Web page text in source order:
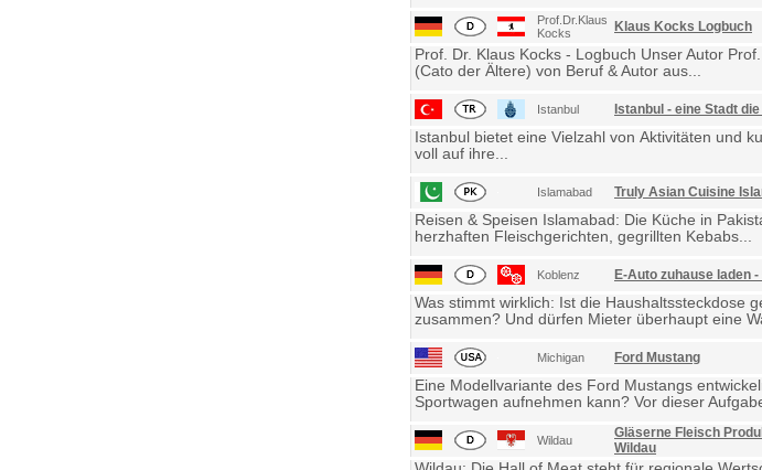
Prof.Dr.Klaus
Kocks
Klaus Kocks Logbuch
Prof. Dr. Klaus Kocks - Logbuch Unser Autor
(Cato der Ältere) von Beruf & Autor aus...
Istanbul Istanbul - eine Stadt
Istanbul bietet eine Vielzahl von Aktivitäten und
voll auf ihre...
Islamabad Truly Asian Cuisine
Reisen & Speisen Islamabad: Die Küche in
herzhaften Fleischgerichten, gegrillten Kebabs...
Koblenz E-Auto zuhause laden
Was stimmt wirklich: Ist die Haushaltssteckdose
zusammen? Und dürfen Mieter überhaupt eine
Michigan Ford Mustang
Eine Modellvariante des Ford Mustangs
Sportwagen aufnehmen kann? Vor dieser
Wildau
Gläserne Fleisch
Wildau